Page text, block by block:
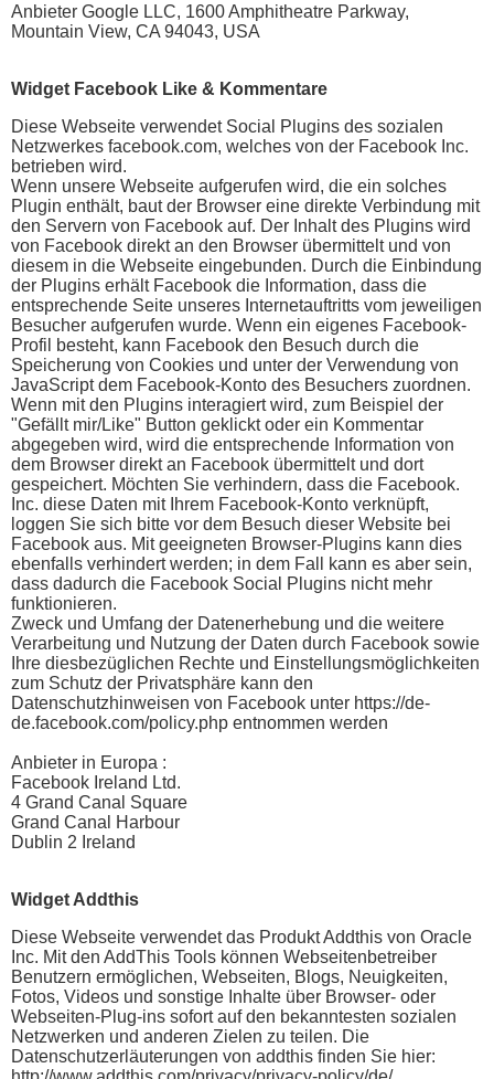
Anbieter Google LLC, 1600 Amphitheatre Parkway,
Mountain View, CA 94043, USA
Widget Facebook Like & Kommentare
Diese Webseite verwendet Social Plugins des sozialen
Netzwerkes facebook.com, welches von der Facebook Inc.
betrieben wird.
Wenn unsere Webseite aufgerufen wird, die ein solches
Plugin enthält, baut der Browser eine direkte Verbindung mit
den Servern von Facebook auf. Der Inhalt des Plugins wird
von Facebook direkt an den Browser übermittelt und von
diesem in die Webseite eingebunden. Durch die Einbindung
der Plugins erhält Facebook die Information, dass die
entsprechende Seite unseres Internetauftritts vom jeweiligen
Besucher aufgerufen wurde. Wenn ein eigenes Facebook-
Profil besteht, kann Facebook den Besuch durch die
Speicherung von Cookies und unter der Verwendung von
JavaScript dem Facebook-Konto des Besuchers zuordnen.
Wenn mit den Plugins interagiert wird, zum Beispiel der
"Gefällt mir/Like" Button geklickt oder ein Kommentar
abgegeben wird, wird die entsprechende Information von
dem Browser direkt an Facebook übermittelt und dort
gespeichert. Möchten Sie verhindern, dass die Facebook.
Inc. diese Daten mit Ihrem Facebook-Konto verknüpft,
loggen Sie sich bitte vor dem Besuch dieser Website bei
Facebook aus. Mit geeigneten Browser-Plugins kann dies
ebenfalls verhindert werden; in dem Fall kann es aber sein,
dass dadurch die Facebook Social Plugins nicht mehr
funktionieren.
Zweck und Umfang der Datenerhebung und die weitere
Verarbeitung und Nutzung der Daten durch Facebook sowie
Ihre diesbezüglichen Rechte und Einstellungsmöglichkeiten
zum Schutz der Privatsphäre kann den
Datenschutzhinweisen von Facebook unter https://de-
de.facebook.com/policy.php entnommen werden
Anbieter in Europa :
Facebook Ireland Ltd.
4 Grand Canal Square
Grand Canal Harbour
Dublin 2 Ireland
Widget Addthis
Diese Webseite verwendet das Produkt Addthis von Oracle
Inc. Mit den AddThis Tools können Webseitenbetreiber
Benutzern ermöglichen, Webseiten, Blogs, Neuigkeiten,
Fotos, Videos und sonstige Inhalte über Browser- oder
Webseiten-Plug-ins sofort auf den bekanntesten sozialen
Netzwerken und anderen Zielen zu teilen. Die
Datenschutzerläuterungen von addthis finden Sie hier: